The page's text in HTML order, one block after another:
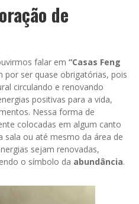
de
falar em “Casas Feng
por ser quase obrigatórias, pois
circulando e renovando
positivas para a vida,
Nessa forma de
colocadas em algum canto
sala ou até mesmo da área de
sejam renovadas,
o símbolo da abundância.